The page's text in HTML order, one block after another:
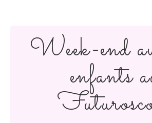
Week-end
enfants